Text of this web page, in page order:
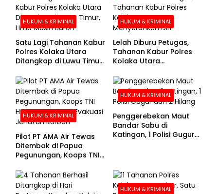
HUKUM & KRIMINAL
Satu Lagi Tahanan Kabur
Polres Kolaka Utara
Ditangkap di Luwu Timur,
HUKUM & KRIMINAL
Lelah Diburu Petugas,
Tahanan Kabur Polres
Kolaka Utara
HUKUM & KRIMINAL
Pilot PT AMA Air Tewas
Ditembak di Papua
Pegunungan, Koops TNI
Evakuasi Jenazah
Korban
HUKUM & KRIMINAL
Penggerebekan Maut
Bandar Sabu di
Katingan, 1 Polisi Gugur
HUKUM & KRIMINAL